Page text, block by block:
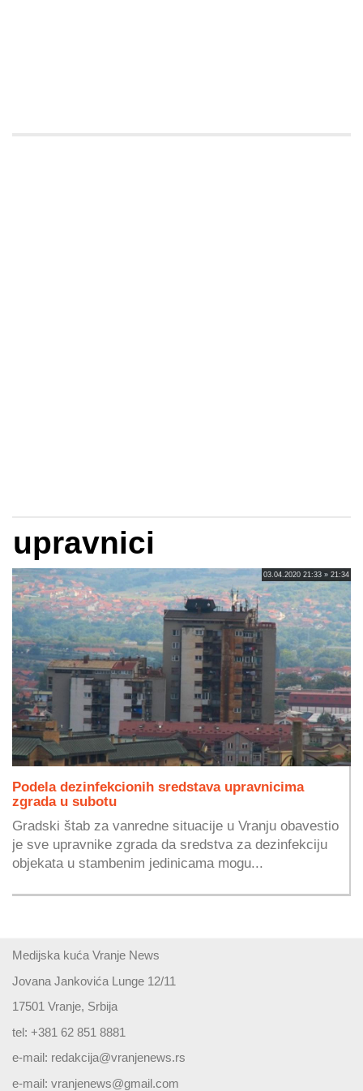
upravnici
03.04.2020 21:33 » 21:34
Podela dezinfekcionih sredstava upravnicima
zgrada u subotu
Gradski štab za vanredne situacije u Vranju obavestio
je sve upravnike zgrada da sredstva za dezinfekciju
objekata u stambenim jedinicama mogu...
Medijska kuća Vranje News
Jovana Jankovića Lunge 12/11
17501 Vranje, Srbija
tel: +381 62 851 8881
e-mail: redakcija@vranjenews.rs
e-mail: vranjenews@gmail.com